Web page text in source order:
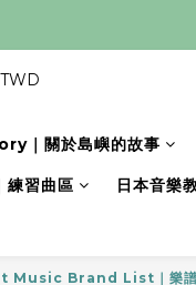
TWD
｜關於島嶼的故事
習曲區 日本音樂
Music Brand List｜樂譜